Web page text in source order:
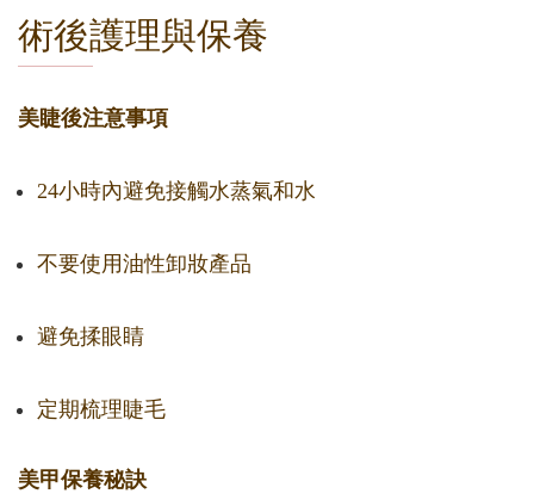
術後護理與保養
美睫後注意事項
24小時內避免接觸水蒸氣和水
不要使用油性卸妝產品
避免揉眼睛
定期梳理睫毛
美甲保養秘訣